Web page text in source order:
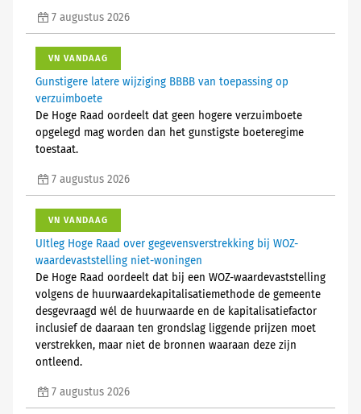
7 augustus 2026
VN VANDAAG
Gunstigere latere wijziging BBBB van toepassing op
verzuimboete
De Hoge Raad oordeelt dat geen hogere verzuimboete
opgelegd mag worden dan het gunstigste boeteregime
toestaat.
7 augustus 2026
VN VANDAAG
UItleg Hoge Raad over gegevensverstrekking bij WOZ-
waardevaststelling niet-woningen
De Hoge Raad oordeelt dat bij een WOZ-waardevaststelling
volgens de huurwaardekapitalisatiemethode de gemeente
desgevraagd wél de huurwaarde en de kapitalisatiefactor
inclusief de daaraan ten grondslag liggende prijzen moet
verstrekken, maar niet de bronnen waaraan deze zijn
ontleend.
7 augustus 2026